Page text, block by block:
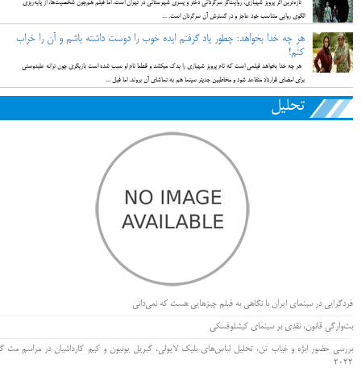
تازه‌ترین اثر پرویز شهبازی، روایت‌گر سرگردانی دختر و پسری شهرستانی در تهران است، اما فیلم هم‌چون شخصیت‌ها، از پایه‌ریزی
الگوی روایی متناسب خود عاجز و در گسترش آن سرگردان است. ...
هر چه خدا بخواهد: چطور یاد گرفتم ایده خوب را دوست داشته باشم و آن را خراب
کنم!
هر چه خدا بخواهد فیلمی است که نام پرویز شهبازی را یدک می‎کشد و قطعا نام او سبب شده است بازیگری چون ترانه علیدوستی
برای امضای قرارداد متقاعد شود و مخاطبین جدی‎تر سینما هم به تماشای آن بروند. اما فیل ...
تحلیل
فردگرایی در سینمای ایران با نگاهی به فیلم چیزهایی هست که نمی‌دانی
بت‌وارگی قانون، نقدی بر سینمای کیشلوفسکی
بررسی حضور ابژه و غیاب تن، تحلیل لباس‌های بلیک لایولی، گبریل یونیون و کیم کارداشیان در مراسم مت
۲۰۲۲